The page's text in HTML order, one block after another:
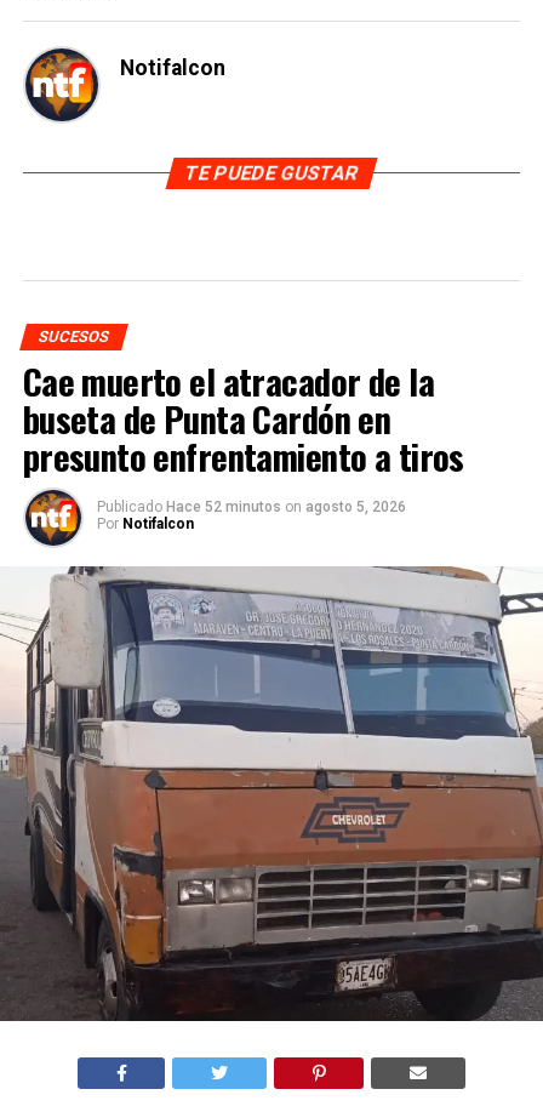
Notifalcon
TE PUEDE GUSTAR
SUCESOS
Cae muerto el atracador de la
buseta de Punta Cardón en
presunto enfrentamiento a tiros
Publicado Hace 52 minutos on agosto 5, 2026
Por Notifalcon